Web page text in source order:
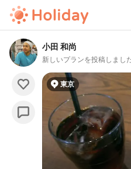
小田 和尚
新しいプランを投稿しまし
東京